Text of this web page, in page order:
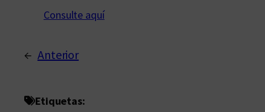
Consulte aquí
← Anterior
Etiquetas: